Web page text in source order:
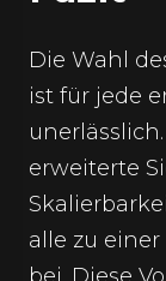
Die Wahl
ist für jede
erweiterte
alle zu